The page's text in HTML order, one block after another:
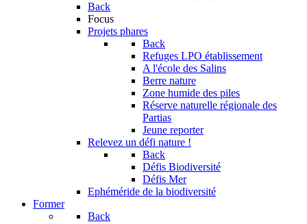
Back
Focus
Projets phares
Back
Refuges LPO établissement
A l'école des Salins
Berre nature
Zone humide des piles
Réserve naturelle régionale des
Partias
Jeune reporter
Relevez un défi nature !
Back
Défis Biodiversité
Défis Mer
Ephéméride de la biodiversité
Former
Back